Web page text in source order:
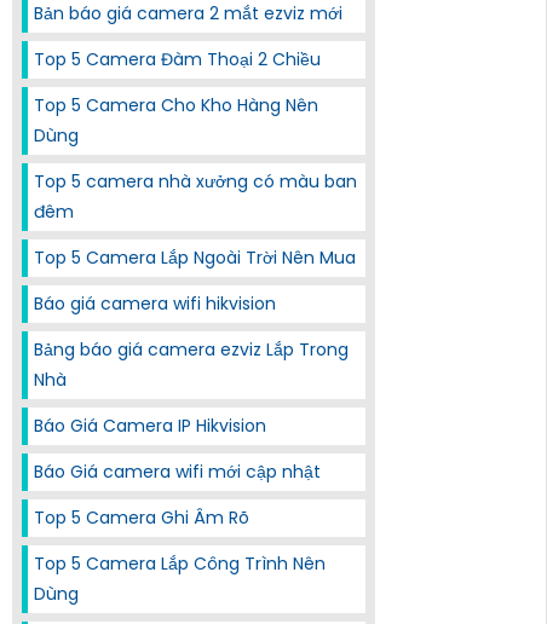
Bản báo giá camera 2 mắt ezviz mới
Top 5 Camera Đàm Thoại 2 Chiều
Top 5 Camera Cho Kho Hàng Nên
Dùng
Top 5 camera nhà xưởng có màu ban
đêm
Top 5 Camera Lắp Ngoài Trời Nên Mua
Báo giá camera wifi hikvision
Bảng báo giá camera ezviz Lắp Trong
Nhà
Báo Giá Camera IP Hikvision
Báo Giá camera wifi mới cập nhật
Top 5 Camera Ghi Âm Rõ
Top 5 Camera Lắp Công Trình Nên
Dùng